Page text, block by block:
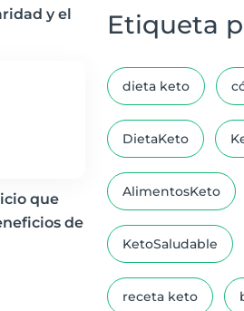
y el
que
de
Etiqueta
dieta keto
DietaKeto
AlimentosKeto
KetoSaludable
receta keto